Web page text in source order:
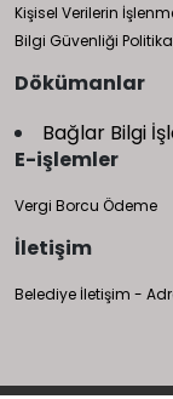
Kişisel Verilerin
Bilgi Güvenliği
Dökümanlar
Bağlar Bilgi
E-işlemler
Vergi Borcu Ödeme
İletişim
Belediye İletişim -